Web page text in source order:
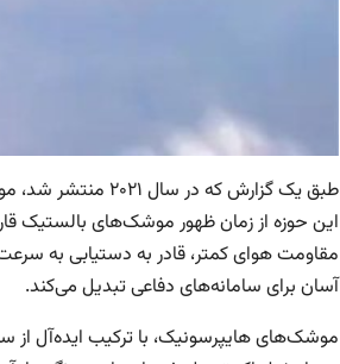
طبق یک گزارش
این حوزه از زمان ظهور موشک‌های بالستیک
مقاومت هوای کمتر، قادر به دستیابی به
آسان برای سامانه‌های دفاعی تبدیل می‌کند.
موشک‌های هایپرسونیک، با ترکیب ایده‌آل از